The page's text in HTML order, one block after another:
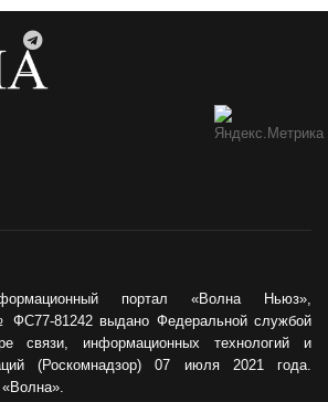
портал «Волна Ньюз»,
ФС77-81242 выдано Федеральной службой
связи, информационных технологий и
(Роскомнадзор) 07 июля 2021 года.